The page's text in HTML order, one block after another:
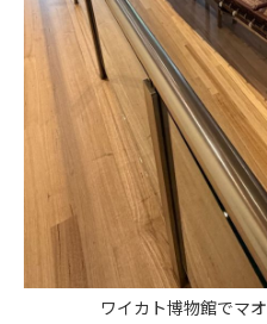
ワイカト博物館でマ